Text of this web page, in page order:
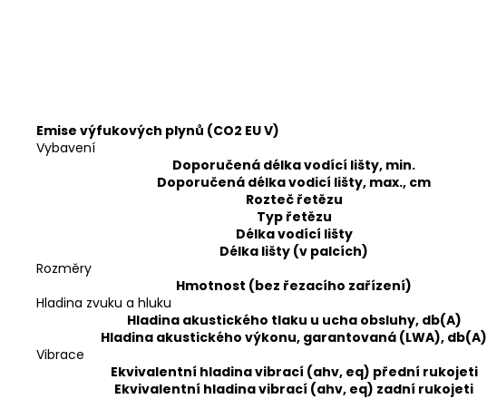
Emise výfukových plynů (CO2 EU V)
Vybavení
Doporučená délka vodící lišty, min.
Doporučená délka vodicí lišty, max., cm
Rozteč řetězu
Typ řetězu
Délka vodící lišty
Délka lišty (v palcích)
Rozměry
Hmotnost (bez řezacího zařízení)
Hladina zvuku a hluku
Hladina akustického tlaku u ucha obsluhy, db(A)
Hladina akustického výkonu, garantovaná (LWA), db(A)
Vibrace
Ekvivalentní hladina vibrací (ahv, eq) přední rukojeti
Ekvivalentní hladina vibrací (ahv, eq) zadní rukojeti